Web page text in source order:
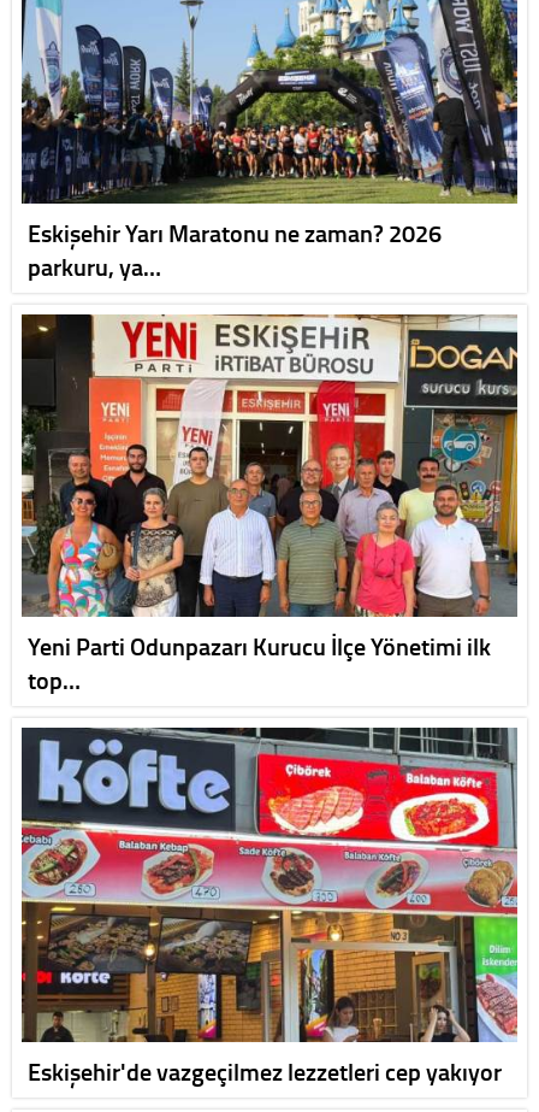
Eskişehir Yarı Maratonu ne zaman? 2026
parkuru, ya…
Yeni Parti Odunpazarı Kurucu İlçe Yönetimi ilk
top…
Eskişehir'de vazgeçilmez lezzetleri cep yakıyor